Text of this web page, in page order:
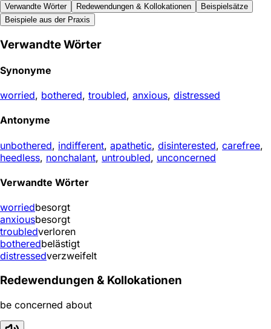
Verwandte Wörter Redewendungen & Kollokationen
Beispielsätze
Beispiele aus der Praxis
Verwandte Wörter
Synonyme
worried, bothered, troubled, anxious, distressed
Antonyme
unbothered, indifferent, apathetic, disinterested, carefree,
heedless, nonchalant, untroubled, unconcerned
Verwandte Wörter
worriedbesorgt
anxiousbesorgt
troubledverloren
botheredbelästigt
distressedverzweifelt
Redewendungen & Kollokationen
be concerned about